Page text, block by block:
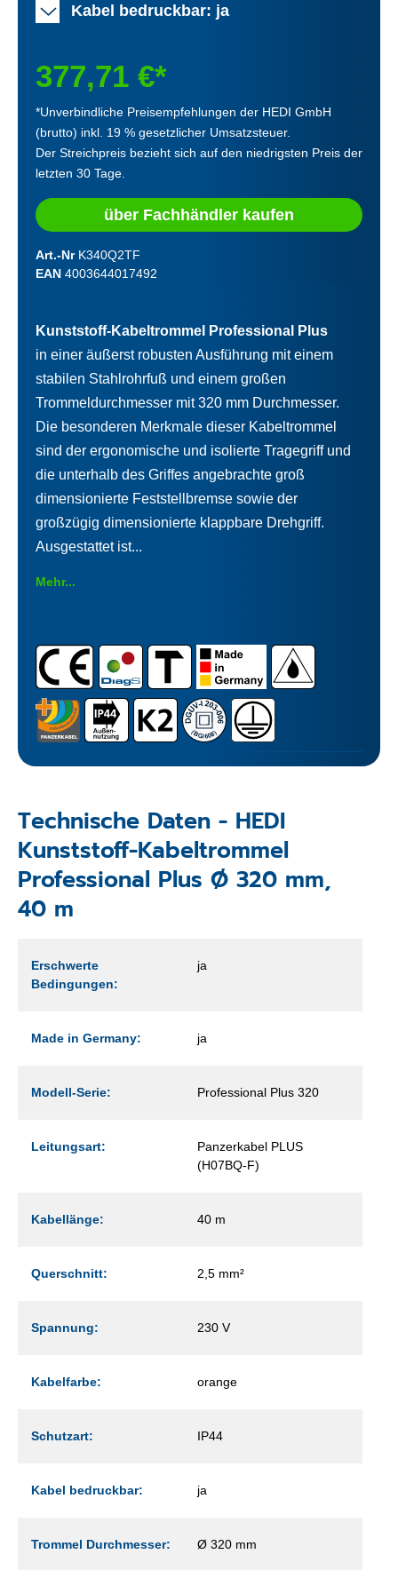
Kabel bedruckbar: ja
377,71 €*
*Unverbindliche Preisempfehlungen der HEDI GmbH
(brutto) inkl. 19 % gesetzlicher Umsatzsteuer.
Der Streichpreis bezieht sich auf den niedrigsten Preis der
letzten 30 Tage.
über Fachhändler kaufen
Art.-Nr K340Q2TF
EAN 4003644017492
Kunststoff-Kabeltrommel Professional Plus
in einer äußerst robusten Ausführung mit einem
stabilen Stahlrohrfuß und einem großen
Trommeldurchmesser mit 320 mm Durchmesser.
Die besonderen Merkmale dieser Kabeltrommel
sind der ergonomische und isolierte Tragegriff und
die unterhalb des Griffes angebrachte groß
dimensionierte Feststellbremse sowie der
großzügig dimensionierte klappbare Drehgriff.
Ausgestattet ist...
Mehr...
Technische Daten - HEDI
Kunststoff-Kabeltrommel
Professional Plus Ø 320 mm,
40 m
Erschwerte
Bedingungen:
ja
Made in Germany: ja
Modell-Serie: Professional Plus 320
Leitungsart:
Panzerkabel PLUS
(H07BQ-F)
Kabellänge: 40 m
Querschnitt: 2,5 mm²
Spannung: 230 V
Kabelfarbe: orange
Schutzart: IP44
Kabel bedruckbar: ja
Trommel Durchmesser: Ø 320 mm